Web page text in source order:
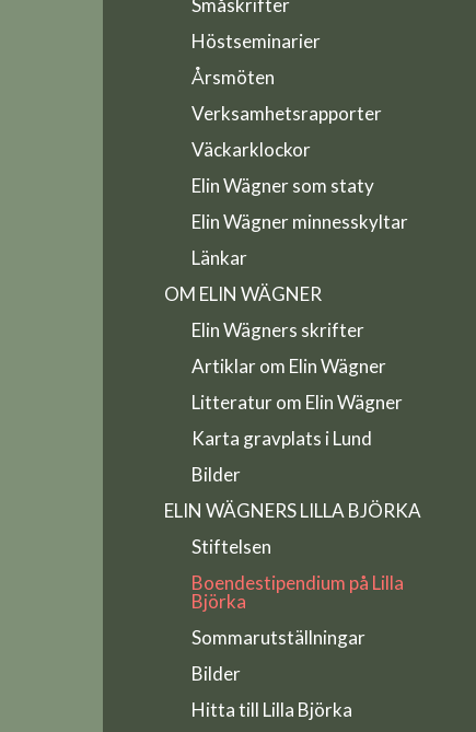
Höstseminarier
Årsmöten
Verksamhetsrapporter
Väckarklockor
Elin Wägner som staty
Elin Wägner minnesskyltar
Länkar
OM ELIN WÄGNER
Elin Wägners skrifter
Artiklar om Elin Wägner
Litteratur om Elin Wägner
Karta gravplats i Lund
Bilder
ELIN WÄGNERS LILLA BJÖRKA
Stiftelsen
Boendestipendium på Lilla
Björka
Sommarutställningar
Bilder
Hitta till Lilla Björka